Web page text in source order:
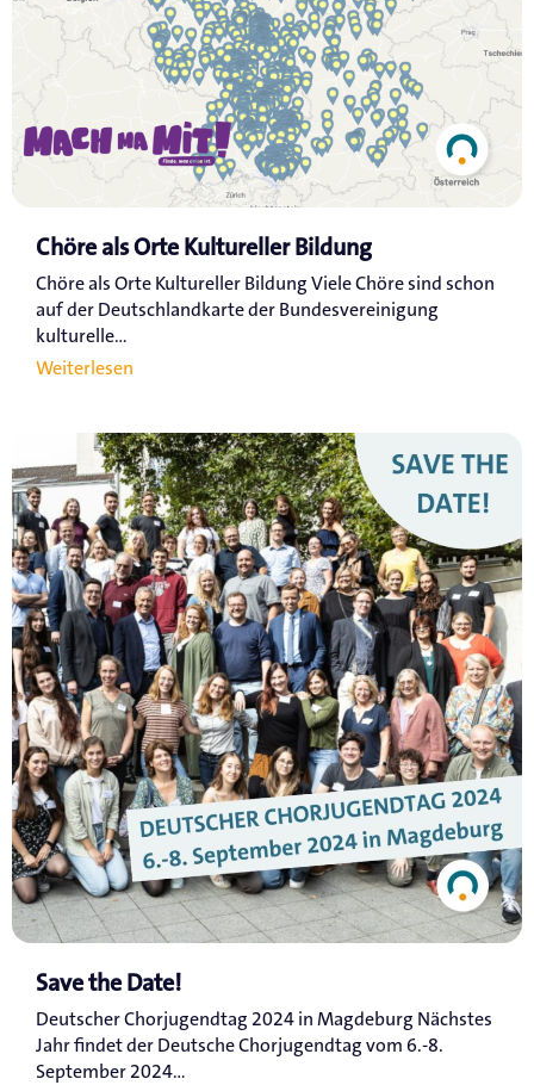
Chöre als Orte Kultureller Bildung
Chöre als Orte Kultureller Bildung Viele Chöre sind schon
auf der Deutschlandkarte der Bundesvereinigung
kulturelle...
Weiterlesen
Save the Date!
Deutscher Chorjugendtag 2024 in Magdeburg Nächstes
Jahr findet der Deutsche Chorjugendtag vom 6.-8.
September 2024...